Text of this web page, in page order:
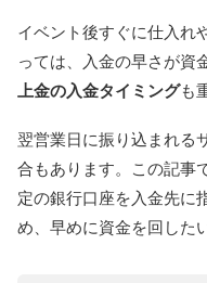
イベント後すぐに仕入れ
っては、入金の早さが資
上金の入金タイミングも
翌営業日に振り込まれる
合もあります。この記事
定の銀行口座を入金先に
め、早めに資金を回した